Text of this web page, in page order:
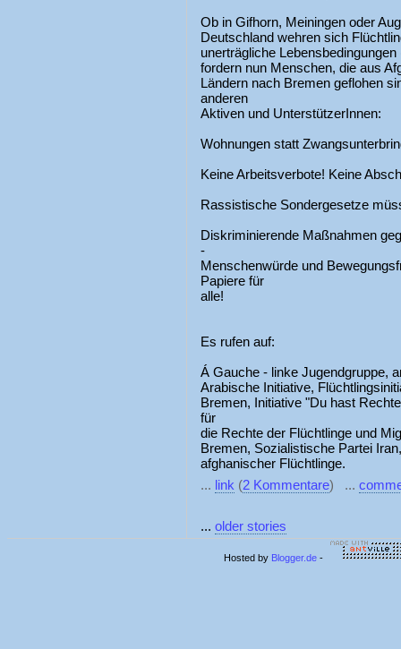
Ob in Gifhorn, Meiningen oder
Deutschland wehren sich
unerträgliche
fordern nun Menschen, die aus
Ländern nach Bremen geflohen
anderen
Aktiven und UnterstützerInnen:
Wohnungen statt
Keine Arbeitsverbote! Keine
Rassistische Sondergesetze
Diskriminierende Maßnahmen
-
Menschenwürde und
Papiere für
alle!
Es rufen auf:
Á Gauche - linke Jugendgruppe,
Arabische Initiative,
Bremen, Initiative "Du hast
für
die Rechte der Flüchtlinge und
Bremen, Sozialistische Partei
afghanischer Flüchtlinge.
... link (2 Kommentare) ...
... older stories
Hosted by Blogger.de -